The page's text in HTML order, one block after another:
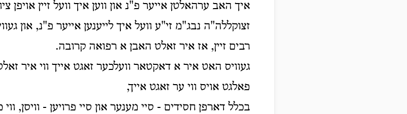
איך האב ערהאלטן אייער פ"נ און ווען איך וועל זיין אויפן
זצוקללה"ה נבג"מ זי"ע וועל איך לייענען אייער פ"נ, און
רבים זיין, אז איר זאלט האבן א רפואה קרובה.
געוויס האט איר א דאקטאר וועלכער זאגט אייך ווי איר
פאלגט אויס ווי ער זאגט אייך,
בכלל דארפן חסידים - סיי מענער און סיי פרויען - וויסן,